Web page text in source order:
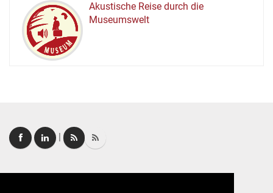
MUSEUM
Akustische Reise durch die
Museumswelt